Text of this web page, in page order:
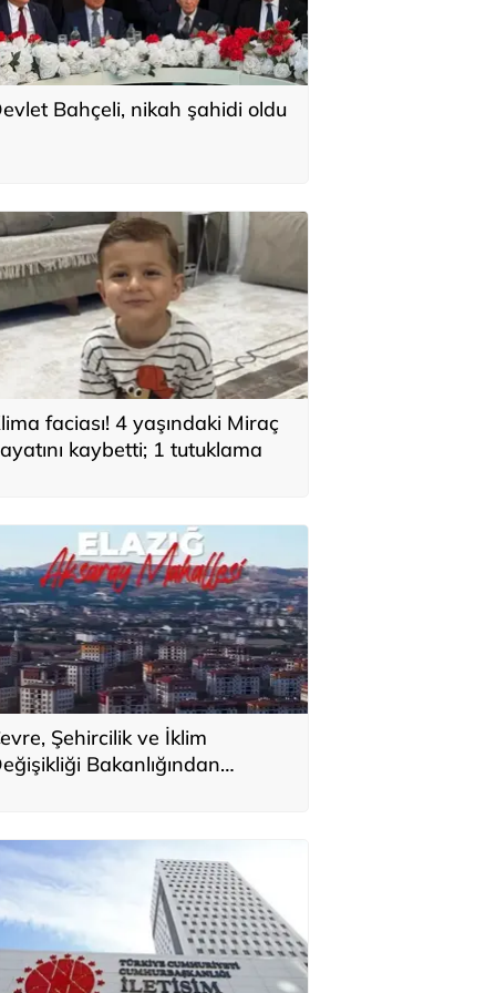
Bahçeli, nikah şahidi oldu
faciası! 4 yaşındaki Miraç
kaybetti; 1 tutuklama
Şehircilik ve İklim
Bakanlığından